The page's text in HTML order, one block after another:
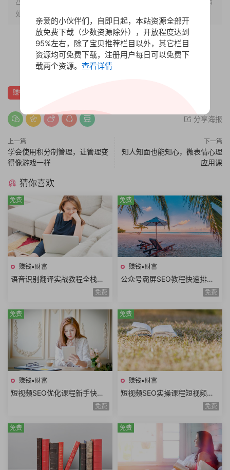
处。
赏
赚钱财富
分享海报
上一篇
学会使用积分制管理，让管理变
得像游戏一样
下一篇
知人知面也能知心，微表情心理
应用课
猜你喜欢
赚钱•财富
语音识别翻译实战教程全栈开
发技术前后端架构设计副业赚
免费
免费
赚钱•财富
公众号霸屏SEO教程快速排名
原理昵称内容霸屏高级霸屏拦
免费
免费
赚钱•财富
短视频SEO优化课程新手快速
入门短视频搜索SEO关键词排
免费
免费
赚钱•财富
短视频SEO实操课程短视频搜
索优化技术关键词排名获取精
免费
免费
免费 免费
亲爱的小伙伴们，自即日起，本站资源全部开
放免费下载（少数资源除外），开放程度达到
95%左右，除了宝贝推荐栏目以外，其它栏目
资源均可免费下载，注册用户每日可以免费下
载两个资源。 查看详情